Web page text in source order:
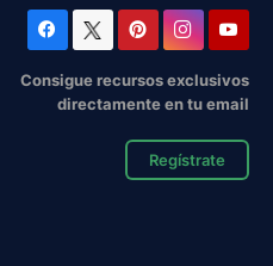
Consigue recursos exclusivos
directamente en tu email
Regístrate